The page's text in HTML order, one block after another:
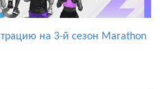
на 3-й сезон Marathon